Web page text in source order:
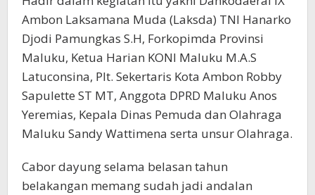
Ambon Laksamana Muda (Laksda) TNI Hanarko
Djodi Pamungkas S.H, Forkopimda Provinsi
Maluku, Ketua Harian KONI Maluku M.A.S
Latuconsina, Plt. Sekertaris Kota Ambon Robby
Sapulette ST MT, Anggota DPRD Maluku Anos
Yeremias, Kepala Dinas Pemuda dan Olahraga
Maluku Sandy Wattimena serta unsur Olahraga.
Cabor dayung selama belasan tahun
belakangan memang sudah jadi andalan